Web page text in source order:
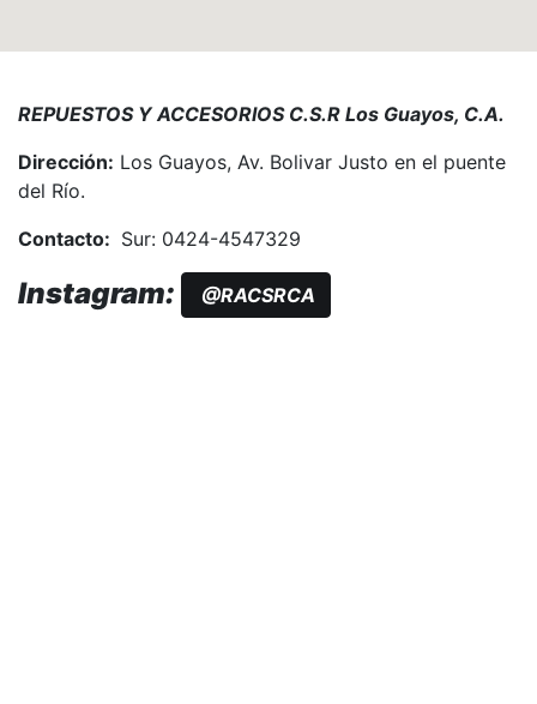
REPUESTOS Y ACCESORIOS C.S.R Los Guayos, C.A.
Dirección: Los Guayos, Av. Bolivar Justo en el puente
del Río.
Contacto: Sur: 0424-4547329
Instagram: @RACSRCA